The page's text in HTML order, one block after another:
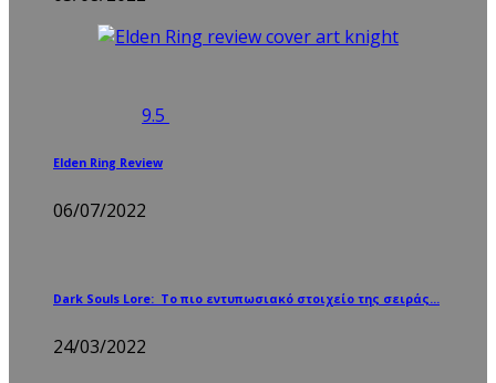
9.5
Elden Ring Review
06/07/2022
Dark Souls Lore: Το πιο εντυπωσιακό στοιχείο της σειράς…
24/03/2022